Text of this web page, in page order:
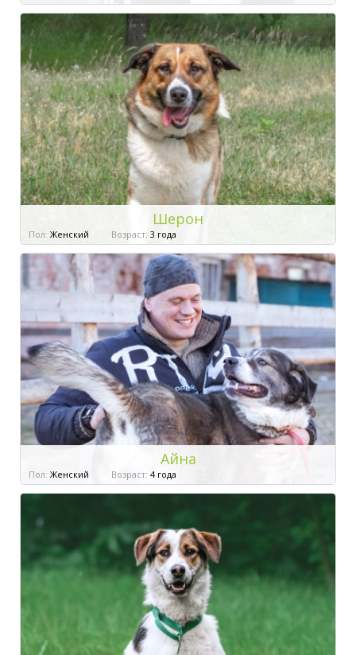
Шерон
Пол: Женский Возраст: 3 года
Айна
Пол: Женский Возраст: 4 года